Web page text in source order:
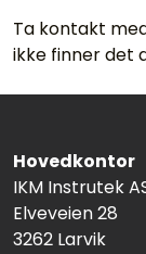
Ta kontakt
ikke finner det
Hovedkontor
IKM Instrutek
Elveveien 28
3262 Larvik